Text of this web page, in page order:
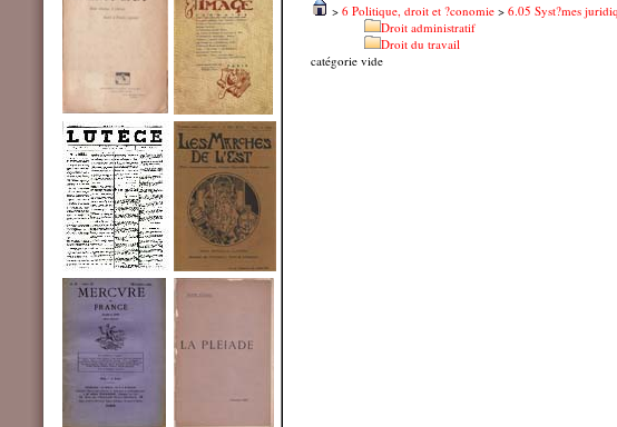
> 6 Politique, droit et ?conomie > 6.05 Syst?mes
Droit administratif
Droit du travail
catégorie vide